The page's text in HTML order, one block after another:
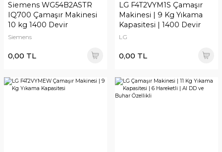
Siemens WG54B2ASTR
IQ700 Çamaşır Makinesi
10 kg 1400 Devir
Siemens
0,00 TL
LG F4T2VYM1S Çamaşır
Makinesi | 9 Kg Yıkama
Kapasitesi | 1400 Devir
LG
0,00 TL